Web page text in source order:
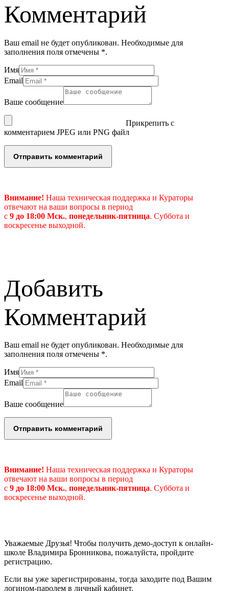
Комментарий
Ваш email не будет опубликован. Необходимые для
заполнения поля отмечены *.
Имя
Email
Ваше сообщение
Прикрепить с
комментарием JPEG или PNG файл
Внимание! Наша техническая поддержка и Кураторы
отвечают на ваши вопросы в период
с 9 до 18:00 Мск., понедельник-пятница. Суббота и
воскресенье выходной.
Добавить
Комментарий
Ваш email не будет опубликован. Необходимые для
заполнения поля отмечены *.
Имя
Email
Ваше сообщение
Внимание! Наша техническая поддержка и Кураторы
отвечают на ваши вопросы в период
с 9 до 18:00 Мск., понедельник-пятница. Суббота и
воскресенье выходной.
Уважаемые Друзья! Чтобы получить демо-доступ к онлайн-
школе Владимира Бронникова, пожалуйста, пройдите
регистрацию.
Если вы уже зарегистрированы, тогда заходите под Вашим
логином-паролем в личный кабинет.